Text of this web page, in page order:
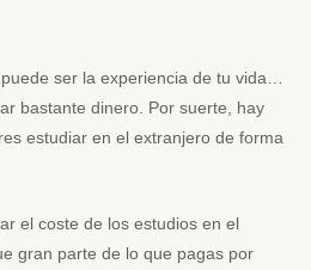
ser la experiencia de tu vida…
bastante dinero. Por suerte, hay
estudiar en el extranjero de forma
el coste de los estudios en el
gran parte de lo que pagas por